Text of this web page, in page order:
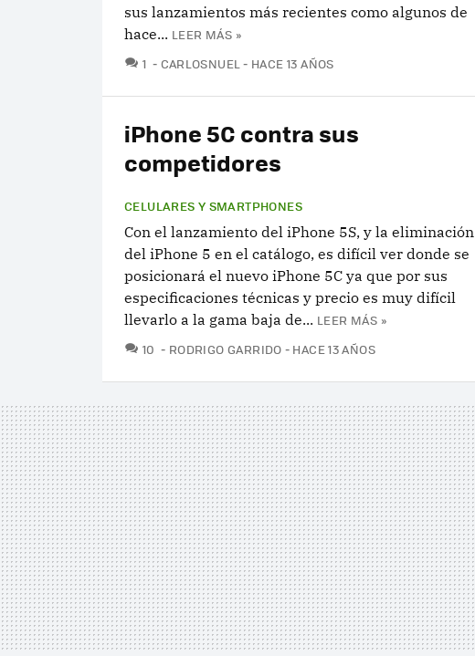
sus lanzamientos más recientes como algunos de
hace... LEER MÁS »
1 COMENTARIOS
CARLOSNUEL HACE 13 AÑOS
iPhone 5C contra sus
competidores
CELULARES Y SMARTPHONES
Con el lanzamiento del iPhone 5S, y la eliminación
del iPhone 5 en el catálogo, es difícil ver donde se
posicionará el nuevo iPhone 5C ya que por sus
especificaciones técnicas y precio es muy difícil
llevarlo a la gama baja de... LEER MÁS »
10 COMENTARIOS
RODRIGO GARRIDO HACE 13 AÑOS